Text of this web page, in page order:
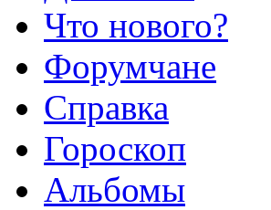
Что нового?
Форумчане
Справка
Гороскоп
Альбомы